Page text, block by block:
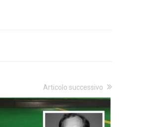
Articolo successivo